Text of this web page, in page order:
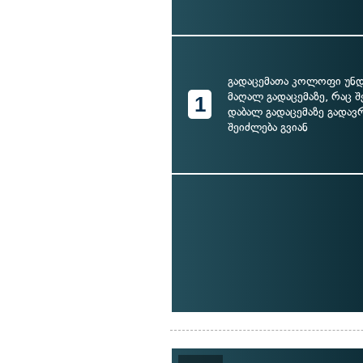
1
გადაცემათა კოლოფი
მაღალ გადაცემაზე, რაც
დაბალ გადაცემაზე
შეიძლება გვიან